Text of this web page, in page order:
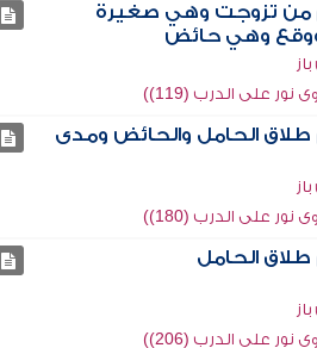
تزوجت وهي صغيرة
ووقع وهي حائض
على الدرب (119))
الحامل والحائض ومدى
على الدرب (180))
الحامل
على الدرب (206))